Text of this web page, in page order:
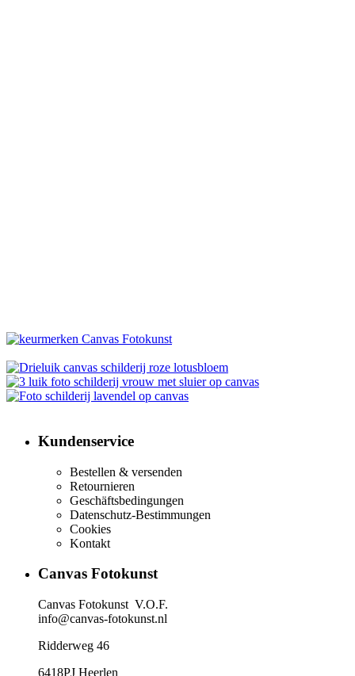
Kundenservice
Bestellen & versenden
Retournieren
Geschäftsbedingungen
Datenschutz-Bestimmungen
Cookies
Kontakt​
Canvas Fotokunst
Canvas Fotokunst V.O.F.
info@canvas-fotokunst.nl
Ridderweg 46
6418PJ Heerlen